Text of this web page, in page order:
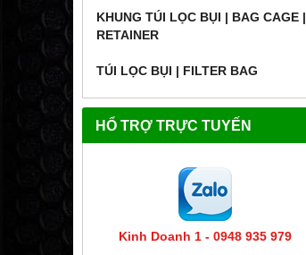
KHUNG TÚI LỌC BỤI | BAG CAGE |
RETAINER
TÚI LỌC BỤI | FILTER BAG
HỔ TRỢ TRỰC TUYẾN
Kinh Doanh 1 - 0948 935 979